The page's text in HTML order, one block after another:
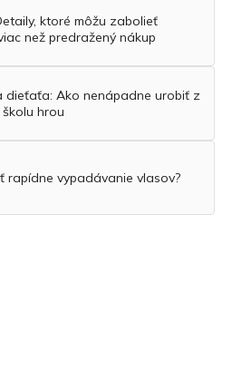
ktoré môžu zabolieť
než predražený nákup
dieťaťa: Ako nenápadne urobiť z
hrou
rapídne vypadávanie vlasov?